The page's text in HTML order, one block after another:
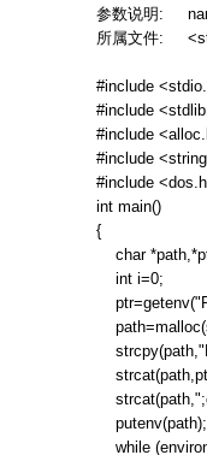
参数说明:
所属文件:
#include
#include
#include
#include
#include
int main()
{
char
int i=0;
putenv(path);
while